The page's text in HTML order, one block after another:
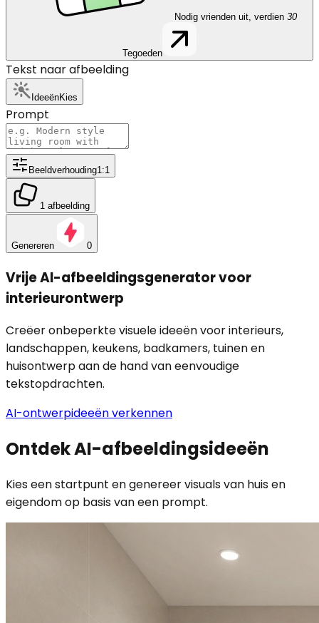
Nodig vrienden uit, verdien 30
Tegoeden
Tekst naar afbeelding
IdeeënKies
Prompt
Beeldverhouding1:1
1 afbeelding
Genereren 0
Vrije AI-afbeeldingsgenerator voor
interieurontwerp
Creëer onbeperkte visuele ideeën voor interieurs,
landschappen, keukens, badkamers, tuinen en
huisontwerp aan de hand van eenvoudige
tekstopdrachten.
AI-ontwerpideeën verkennen
Ontdek AI-afbeeldingsideeën
Kies een startpunt en genereer visuals van huis en
eigendom op basis van een prompt.